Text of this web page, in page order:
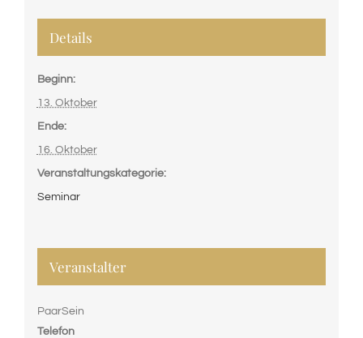
Details
Beginn:
13. Oktober
Ende:
16. Oktober
Veranstaltungskategorie:
Seminar
Veranstalter
PaarSein
Telefon